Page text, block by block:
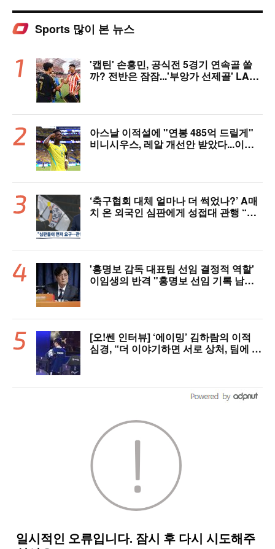
Sports 많이 본 뉴스
'캡틴' 손흥민, 공식전 5경기 연속골 쏠
까? 전반은 잠잠...'부앙가 선제골' LAF
아스날 이적설에 "연봉 485억 드릴게"
비니시우스, 레알 개선안 받았다...이제
‘축구협회 대체 얼마나 더 썩었나?’ A매
치 온 외국인 심판에게 성접대 관행 “그
'홍명보 감독 대표팀 선임 결정적 역할'
이임생의 반격 "홍명보 선임 기록 남아
[오!쎈 인터뷰] ‘에이밍’ 김하람의 이적
심경, “더 이야기하면 서로 상처, 팀에 피